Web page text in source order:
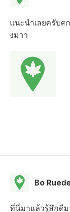
แนะนำเลยครับต
งมาา
Bo
ที่นี่มาแล้วรู้สึกดีม